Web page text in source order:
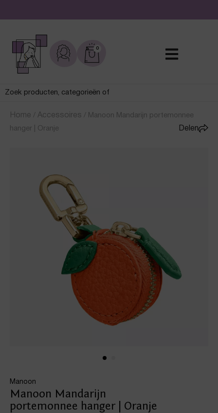
De leukste sieraden online en in de winkel
0
Home / Accessoires / Manoon Mandarijn portemonnee
hanger | Oranje
Manoon
Manoon Mandarijn
portemonnee hanger | Oranje
Delen